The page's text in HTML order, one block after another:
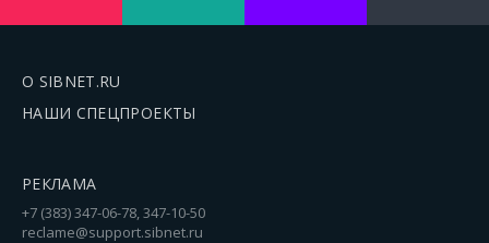
О SIBNET.RU
НАШИ СПЕЦПРОЕКТЫ
РЕКЛАМА
+7 (383) 347-06-78, 347-10-50
reclame@support.sibnet.ru